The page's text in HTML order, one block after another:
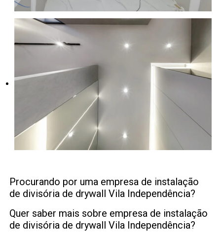
Procurando por uma empresa de instalação
de divisória de drywall Vila Independência?
Quer saber mais sobre empresa de instalação
de divisória de drywall Vila Independência?